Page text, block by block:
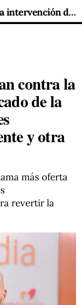
Los promotores cargan contra la intervención del mercado de la vivienda: “Una cosa es intervenir puntualmente y otra intervenir por vicio”
contra la
de la
y otra
más oferta
revertir la